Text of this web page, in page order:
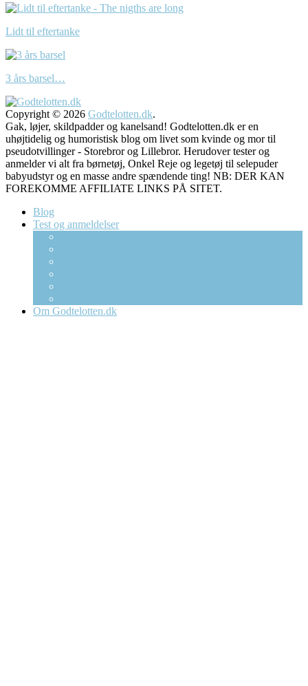
Lidt til eftertanke
3 års barsel…
Copyright © 2026 Godtelotten.dk.
Gak, løjer, skildpadder og kanelsand! Godtelotten.dk er en
uhøjtidelig og humoristisk blog om livet som kvinde og mor til
pseudotvillinger - Storebror og Lillebror. Herudover tester og
anmelder vi alt fra børnetøj, Onkel Reje og legetøj til selepuder
babyudstyr og en masse andre spændende ting! NB: DER KAN
FOREKOMME AFFILIATE LINKS PÅ SITET.
Blog
Test og anmeldelser
Om Godtelotten.dk